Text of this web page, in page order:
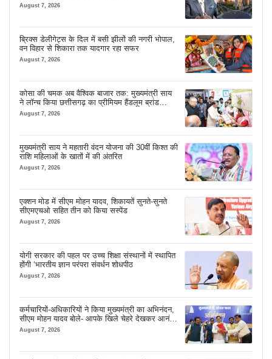
August 7, 2026
ब्रिक्स डेलीगेट्स के दिल में बसी झीलों की नगरी भोपाल,
वन विहार से शिकारा तक यादगार रहा सफर
August 7, 2026
कोसा की चमक अब वैश्विक बाजार तक: मुख्यमंत्री साय
ने लॉन्च किया छत्तीसगढ़ का प्रीमियम हैंडलूम ब्रांड
‘कोशल फैब’
August 7, 2026
मुख्यमंत्री साय ने महतारी वंदन योजना की 30वीं किश्त की
राशि महिलाओं के खातों में की अंतरित
August 7, 2026
एक्शन मोड में सीएम मोहन यादव, शिकायतें सुनते-सुनते
सीएमएचओ सहित तीन को किया सस्पेंड
August 7, 2026
योगी सरकार की पहल पर उच्च शिक्षा संस्थानों में स्थापित
होंगी ‘भारतीय ज्ञान परंपरा संवर्धन शोधपीठ
August 7, 2026
कर्मचारियों-अधिकारियों ने किया मुख्यमंत्री का अभिनंदन,
सीएम मोहन यादव बोले- आपके खिले चेहरे देखकर आनंद
आता है
August 7, 2026